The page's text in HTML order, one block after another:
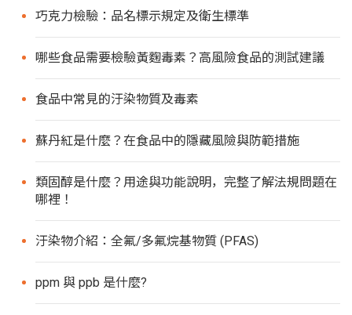
巧克力檢驗：品名標示規定及衛生標準
哪些食品需要檢驗黃麴毒素？高風險食品的測試建議
食品中常見的汙染物質及毒素
蘇丹紅是什麼？在食品中的隱藏風險與防範措施
類固醇是什麼？用途與功能說明，完整了解法規問題在
哪裡！
汙染物介紹：全氟/多氟烷基物質 (PFAS)
ppm 與 ppb 是什麼?